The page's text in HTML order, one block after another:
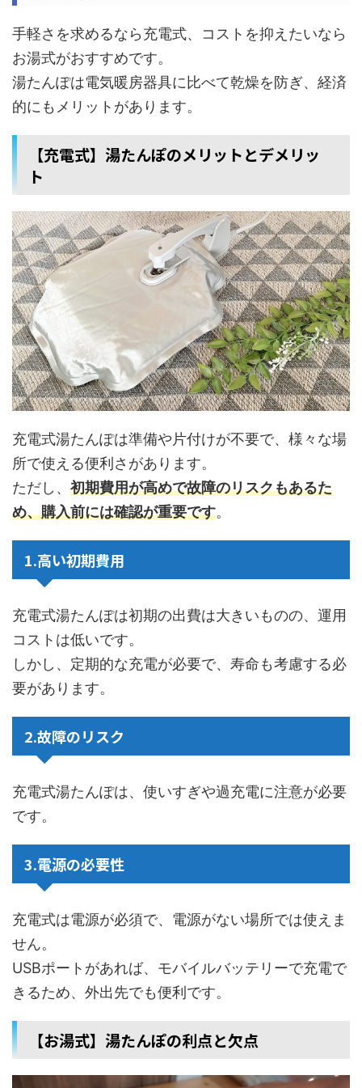
手軽さを求めるなら充電式、コストを抑えたいなら
お湯式がおすすめです。
湯たんぽは電気暖房器具に比べて乾燥を防ぎ、経済
的にもメリットがあります。
【充電式】湯たんぽのメリットとデメリッ
ト
充電式湯たんぽは準備や片付けが不要で、様々な場
所で使える便利さがあります。
ただし、 初期費用が高めで故障のリスクもあるた
め、購入前には確認が重要です。
1.高い初期費用
充電式湯たんぽは初期の出費は大きいものの、運用
コストは低いです。
しかし、定期的な充電が必要で、寿命も考慮する必
要があります。
2.故障のリスク
充電式湯たんぽは、使いすぎや過充電に注意が必要
です。
3.電源の必要性
充電式は電源が必須で、電源がない場所では使えま
せん。
USBポートがあれば、モバイルバッテリーで充電で
きるため、外出先でも便利です。
【お湯式】湯たんぽの利点と欠点